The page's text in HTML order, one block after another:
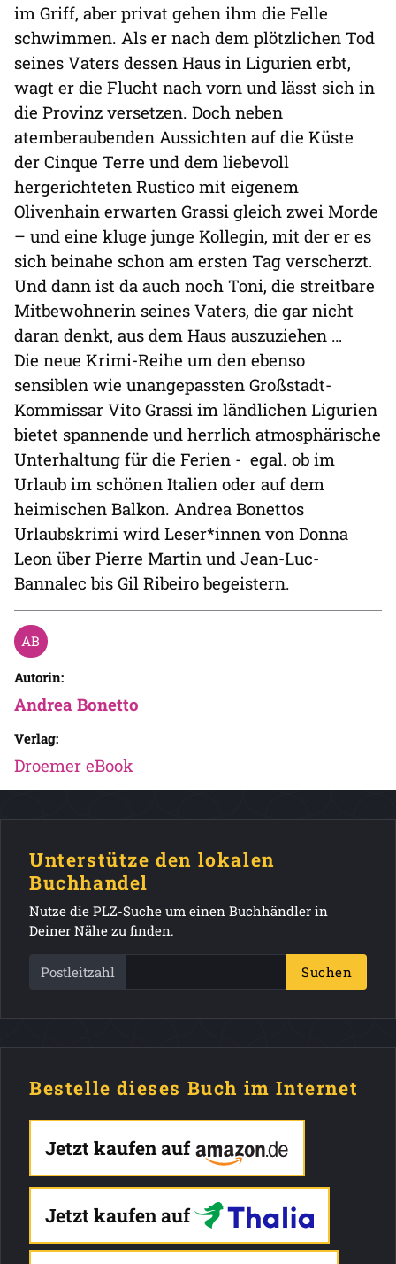
im Griff, aber privat gehen ihm die Felle
schwimmen. Als er nach dem plötzlichen Tod
seines Vaters dessen Haus in Ligurien erbt,
wagt er die Flucht nach vorn und lässt sich in
die Provinz versetzen. Doch neben
atemberaubenden Aussichten auf die Küste
der Cinque Terre und dem liebevoll
hergerichteten Rustico mit eigenem
Olivenhain erwarten Grassi gleich zwei Morde
– und eine kluge junge Kollegin, mit der er es
sich beinahe schon am ersten Tag verscherzt.
Und dann ist da auch noch Toni, die streitbare
Mitbewohnerin seines Vaters, die gar nicht
daran denkt, aus dem Haus auszuziehen …
Die neue Krimi-Reihe um den ebenso
sensiblen wie unangepassten Großstadt-
Kommissar Vito Grassi im ländlichen Ligurien
bietet spannende und herrlich atmosphärische
Unterhaltung für die Ferien - egal. ob im
Urlaub im schönen Italien oder auf dem
heimischen Balkon. Andrea Bonettos
Urlaubskrimi wird Leser*innen von Donna
Leon über Pierre Martin und Jean-Luc-
Bannalec bis Gil Ribeiro begeistern.
Autorin:
Andrea Bonetto
Verlag:
Droemer eBook
Unterstütze den lokalen
Buchhandel
Nutze die PLZ-Suche um einen Buchhändler in
Deiner Nähe zu finden.
Postleitzahl Suchen
Bestelle dieses Buch im Internet
Jetzt kaufen auf
Jetzt kaufen auf